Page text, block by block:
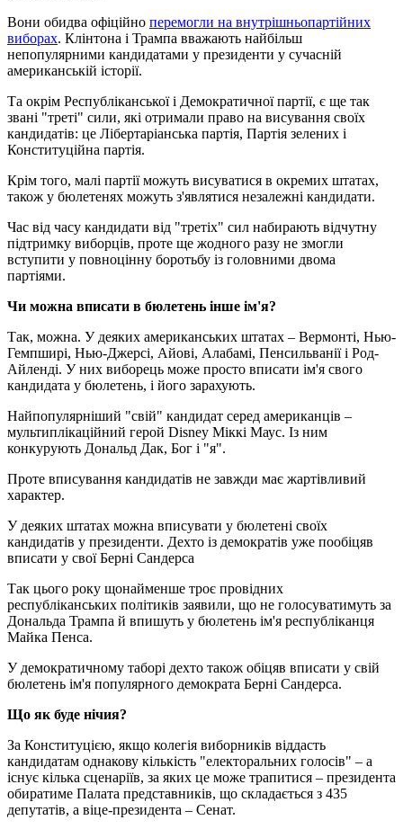
Вони обидва офіційно перемогли на внутрішньопартійних
виборах. Клінтона і Трампа вважають найбільш
непопулярними кандидатами у президенти у сучасній
американській історії.
Та окрім Республіканської і Демократичної партії, є ще так
звані "треті" сили, які отримали право на висування своїх
кандидатів: це Лібертаріанська партія, Партія зелених і
Конституційна партія.
Крім того, малі партії можуть висуватися в окремих штатах,
також у бюлетенях можуть з'являтися незалежні кандидати.
Час від часу кандидати від "третіх" сил набирають відчутну
підтримку виборців, проте ще жодного разу не змогли
вступити у повноцінну боротьбу із головними двома
партіями.
Чи можна вписати в бюлетень інше ім'я?
Так, можна. У деяких американських штатах – Вермонті, Нью-
Гемпширі, Нью-Джерсі, Айові, Алабамі, Пенсильванії і Род-
Айленді. У них виборець може просто вписати ім'я свого
кандидата у бюлетень, і його зарахують.
Найпопулярніший "свій" кандидат серед американців –
мультиплікаційний герой Disney Міккі Маус. Із ним
конкурують Дональд Дак, Бог і "я".
Проте вписування кандидатів не завжди має жартівливий
характер.
У деяких штатах можна вписувати у бюлетені своїх
кандидатів у президенти. Дехто із демократів уже пообіцяв
вписати у свої Берні Сандерса
Так цього року щонайменше троє провідних
республіканських політиків заявили, що не голосуватимуть за
Дональда Трампа й впишуть у бюлетень ім'я республіканця
Майка Пенса.
У демократичному таборі дехто також обіцяв вписати у свій
бюлетень ім'я популярного демократа Берні Сандерса.
Що як буде нічия?
За Конституцією, якщо колегія виборників віддасть
кандидатам однакову кількість "електоральних голосів" – а
існує кілька сценаріїв, за яких це може трапитися – президента
обиратиме Палата представників, що складається з 435
депутатів, а віце-президента – Сенат.